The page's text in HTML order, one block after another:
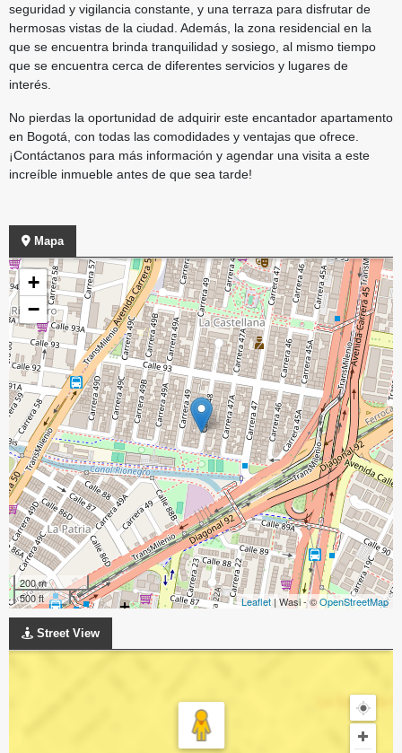
seguridad y vigilancia constante, y una terraza para disfrutar de
hermosas vistas de la ciudad. Además, la zona residencial en la
que se encuentra brinda tranquilidad y sosiego, al mismo tiempo
que se encuentra cerca de diferentes servicios y lugares de
interés.
No pierdas la oportunidad de adquirir este encantador apartamento
en Bogotá, con todas las comodidades y ventajas que ofrece.
¡Contáctanos para más información y agendar una visita a este
increíble inmueble antes de que sea tarde!
Mapa
+
−
200 m
500 ft
Leaflet | Wasi - ©OpenStreetMap
Street View